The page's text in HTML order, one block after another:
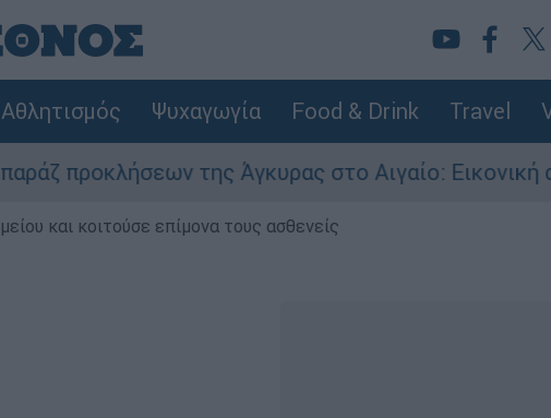
Αθλητισμός Ψυχαγωγία Food & Drink Travel
της Άγκυρας στο Αιγαίο: Εικονική αερομαχία
και κοιτούσε επίμονα τους ασθενείς